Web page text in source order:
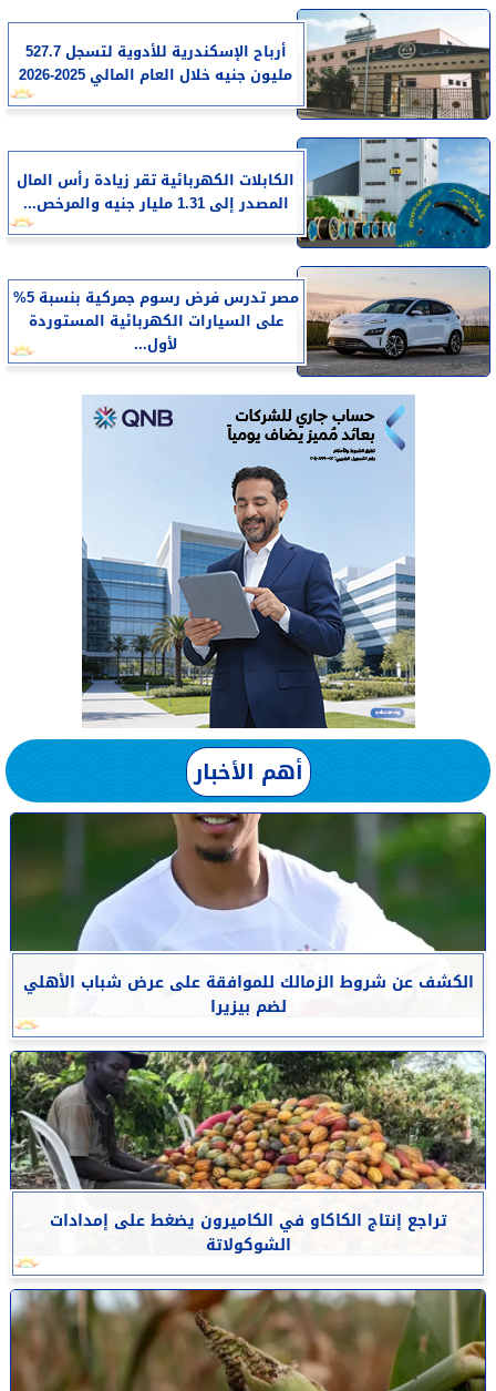
أرباح الإسكندرية للأدوية لتسجل 527.7
مليون جنيه خلال العام المالي 2025-2026
الكابلات الكهربائية تقر زيادة رأس المال
المصدر إلى 1.31 مليار جنيه والمرخص...
مصر تدرس فرض رسوم جمركية بنسبة 5%
على السيارات الكهربائية المستوردة
لأول...
أهم الأخبار
الكشف عن شروط الزمالك للموافقة على عرض شباب الأهلي
لضم بيزيرا
تراجع إنتاج الكاكاو في الكاميرون يضغط على إمدادات
الشوكولاتة